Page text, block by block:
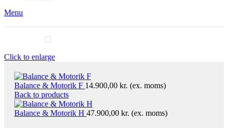
Menu
Click to enlarge
Balance & Motorik F 14.900,00 kr. (ex. moms)
Back to products
Balance & Motorik H 47.900,00 kr. (ex. moms)